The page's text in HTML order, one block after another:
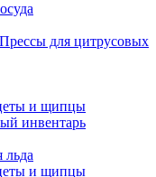
Прессы для цитрусовых
и щипцы
инвентарь
льда
и щипцы